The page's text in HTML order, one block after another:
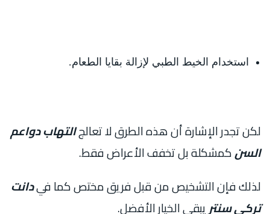
استخدام الخيط الطبي لإزالة بقايا الطعام.
لكن تجدر الإشارة أن هذه الطرق لا تعالجالتهاب دواعم
السنكمشكلة بل تخفف الأعراض فقط.
لذلك فإن التشخيص من قبل فريق مختص كما فيدانت
تركي سنتريبقى الخيار الأفضل.